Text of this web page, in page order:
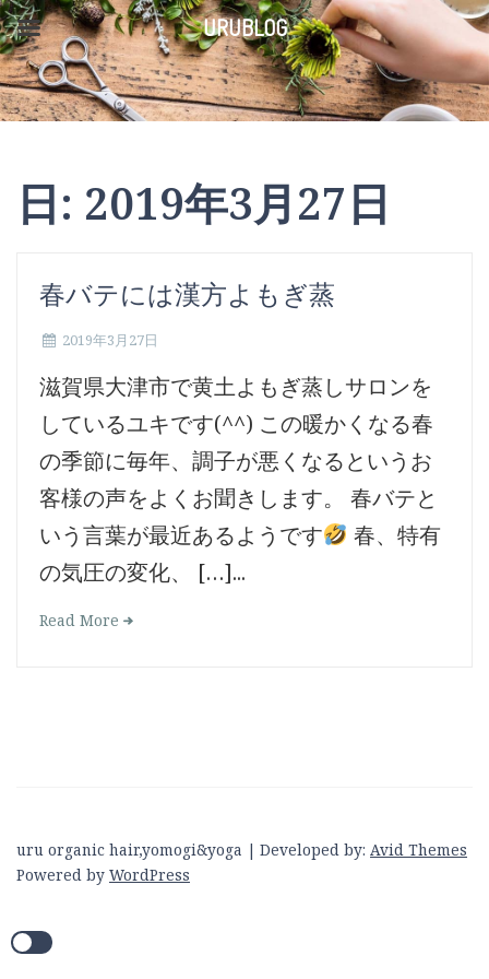
コ
ン
テ
ン
日: 2019年3月27日
春バテには漢方よもぎ蒸
2019年3月27日
滋賀県大津市で黄土よもぎ蒸しサロンを
しているユキです(^^) この暖かくなる春
の季節に毎年、調子が悪くなるというお
客様の声をよくお聞きします。 春バテと
いう言葉が最近あるようです
春、特有
の気圧の変化、 […]...
Read More
uru organic hair,yomogi&yoga | Developed by: Avid Themes
Powered by WordPress
URUBLOG